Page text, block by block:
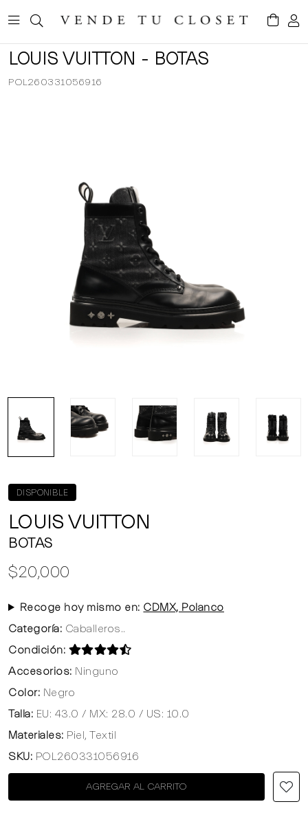
LOUIS VUITTON - BOTAS
POL260331056916
DISPONIBLE
LOUIS VUITTON
BOTAS
$20,000
Recoge hoy mismo en: CDMX, Polanco
Categoría: Caballeros..
Condición:
Accesorios: Ninguno
Color: Negro
Talla: EU: 43.0 / MX: 28.0 / US: 10.0
Materiales: Piel, Textil
SKU: POL260331056916
AGREGAR AL CARRITO